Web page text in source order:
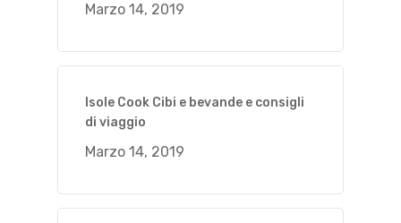
Marzo 14, 2019
Isole Cook Cibi e bevande e consigli
di viaggio
Marzo 14, 2019